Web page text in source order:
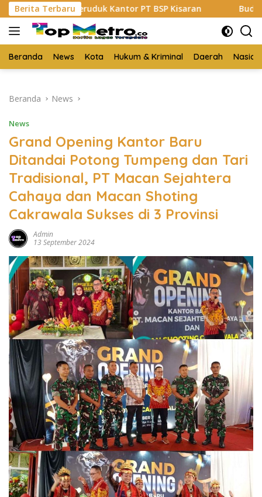
Langsung
ke
konten
Berita Terbaru
Geruduk Kantor PT BSP Kisaran Budi Yanto SH
Beranda News Kota Hukum & Kriminal Daerah
Beranda News
News
Grand Opening Kantor Baru
Ditandai Potong Tumpeng dan Tari
Tradisional, PT Macan Sejahtera
Cahaya dan Macan Shoting
Cakrawala Sukses di 3 Provinsi
Admin
13 September 2024